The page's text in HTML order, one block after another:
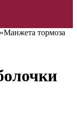
»Манжета тормоза